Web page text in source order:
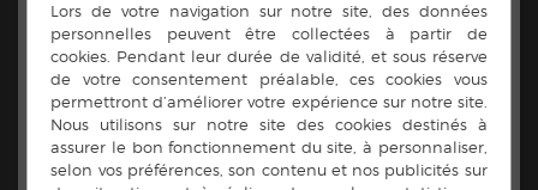
Vendelais mécanique
Adresse :
4 rue Hurlières 35210 Châtillon-en-Vendelais
Contacts :
02 99 76 06 08
http://vendelais-mecanique.fr/